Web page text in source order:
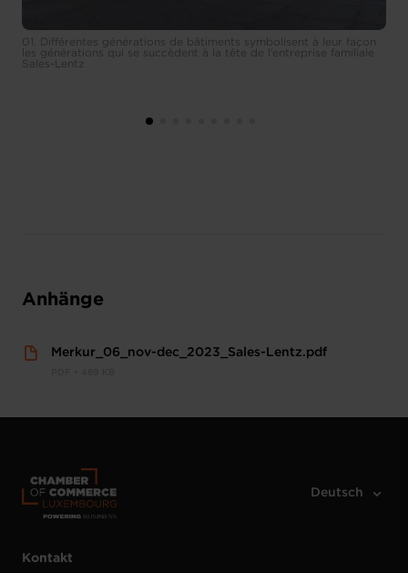
01. Différentes générations de bâtiments symbolisent à leur façon
les générations qui se succèdent à la tête de l’entreprise familiale
Sales-Lentz
Anhänge
Merkur_06_nov-dec_2023_Sales-Lentz.pdf
Kontakt